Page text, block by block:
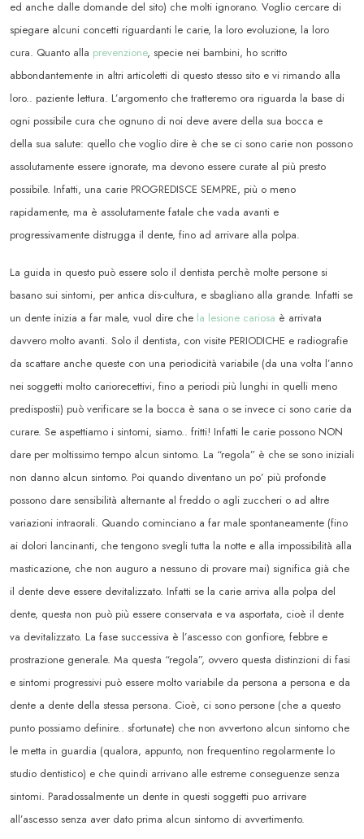
ed anche dalle domande del sito) che molti ignorano. Voglio cercare di
spiegare alcuni concetti riguardanti le carie, la loro evoluzione, la loro
cura. Quanto alla prevenzione, specie nei bambini, ho scritto
abbondantemente in altri articoletti di questo stesso sito e vi rimando alla
loro.. paziente lettura. L’argomento che tratteremo ora riguarda la base di
ogni possibile cura che ognuno di noi deve avere della sua bocca e
della sua salute: quello che voglio dire è che se ci sono carie non possono
assolutamente essere ignorate, ma devono essere curate al più presto
possibile. Infatti, una carie PROGREDISCE SEMPRE, più o meno
rapidamente, ma è assolutamente fatale che vada avanti e
progressivamente distrugga il dente, fino ad arrivare alla polpa.
La guida in questo può essere solo il dentista perchè molte persone si
basano sui sintomi, per antica dis-cultura, e sbagliano alla grande. Infatti se
un dente inizia a far male, vuol dire che la lesione cariosa è arrivata
davvero molto avanti. Solo il dentista, con visite PERIODICHE e radiografie
da scattare anche queste con una periodicità variabile (da una volta l’anno
nei soggetti molto cariorecettivi, fino a periodi più lunghi in quelli meno
predispostii) può verificare se la bocca è sana o se invece ci sono carie da
curare. Se aspettiamo i sintomi, siamo.. fritti! Infatti le carie possono NON
dare per moltissimo tempo alcun sintomo. La “regola” è che se sono iniziali
non danno alcun sintomo. Poi quando diventano un po’ più profonde
possono dare sensibilità alternante al freddo o agli zuccheri o ad altre
variazioni intraorali. Quando cominciano a far male spontaneamente (fino
ai dolori lancinanti, che tengono svegli tutta la notte e alla impossibilità alla
masticazione, che non auguro a nessuno di provare mai) significa già che
il dente deve essere devitalizzato. Infatti se la carie arriva alla polpa del
dente, questa non può più essere conservata e va asportata, cioè il dente
va devitalizzato. La fase successiva è l’ascesso con gonfiore, febbre e
prostrazione generale. Ma questa “regola”, ovvero questa distinzioni di fasi
e sintomi progressivi può essere molto variabile da persona a persona e da
dente a dente della stessa persona. Cioè, ci sono persone (che a questo
punto possiamo definire.. sfortunate) che non avvertono alcun sintomo che
le metta in guardia (qualora, appunto, non frequentino regolarmente lo
studio dentistico) e che quindi arrivano alle estreme conseguenze senza
sintomi. Paradossalmente un dente in questi soggetti puo arrivare
all’ascesso senza aver dato prima alcun sintomo di avvertimento.